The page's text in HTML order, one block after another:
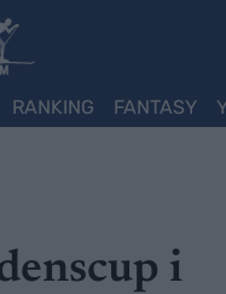
RANKING FANTASY
i